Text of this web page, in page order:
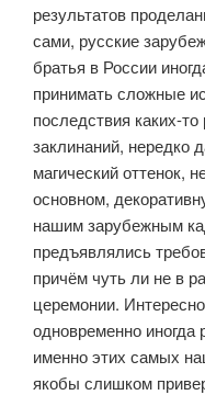
результатов
сами, русские
братья в России
принимать сложные
последствия каких-
заклинаний, нередко
магический оттенок,
основном,
нашим зарубежным
предъявлялись
причём чуть ли не в
церемонии.
одновременно иногда
именно этих самых
якобы слишком